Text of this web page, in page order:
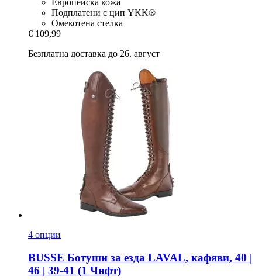
Европейска кожа
Подплатени с цип YKK®
Омекотена стелка
€ 109,99
Безплатна доставка до 26. август
4 опции
BUSSE Ботуши за езда LAVAL, кафяви, 40 |
46 | 39-​41 (1 Чифт)